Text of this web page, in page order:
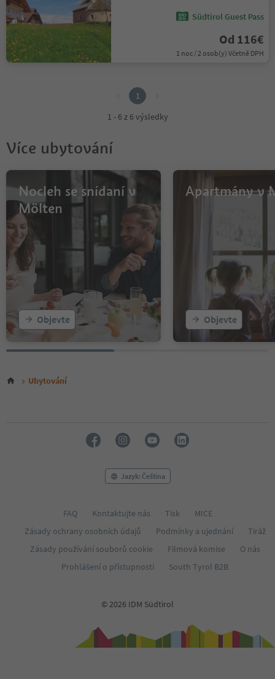
Südtirol Guest Pass
Od 116€
1 noc / 2 osob(y) Včetně DPH
1
1 - 6 z 6 výsledky
Více ubytování
Nocleh se snídaní v
Mölten
Objevte
Apartmány v
Objevte
Ubytování
Jazyk: Čeština
FAQ Kontaktujte nás Tisk
MICE
Zásady ochrany osobních údajů
Podmínky a ujednání
Tiráž
Zásady používání souborů cookie
Filmová komise
O nás
Prohlášení o přístupnosti
South Tyrol B2B
© 2026 IDM Südtirol